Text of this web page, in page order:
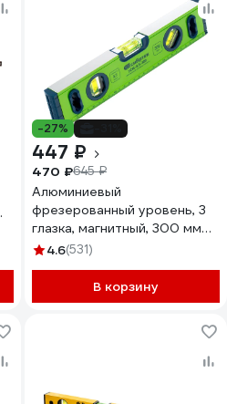
-27%
447 ₽
470 ₽645 ₽
Алюминиевый
фрезерованный уровень, 3
глазка, магнитный, 300 мм
СИБРТЕХ УСМ-0,5-300 34111
4.6(531)
В корзину